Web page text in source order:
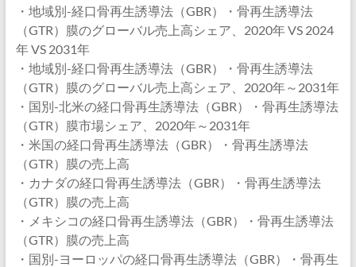
・地域別-経口骨再生誘導法（GBR）・骨再生誘導法
（GTR）膜のグローバル売上高シェア、2020年 VS 2024
年 VS 2031年
・地域別-経口骨再生誘導法（GBR）・骨再生誘導法
（GTR）膜のグローバル売上高シェア、2020年～2031年
・国別-北米の経口骨再生誘導法（GBR）・骨再生誘導法
（GTR）膜市場シェア、2020年～2031年
・米国の経口骨再生誘導法（GBR）・骨再生誘導法
（GTR）膜の売上高
・カナダの経口骨再生誘導法（GBR）・骨再生誘導法
（GTR）膜の売上高
・メキシコの経口骨再生誘導法（GBR）・骨再生誘導法
（GTR）膜の売上高
・国別-ヨーロッパの経口骨再生誘導法（GBR）・骨再生